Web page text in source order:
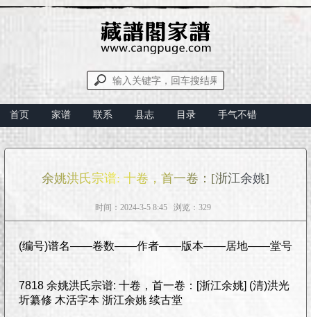
首页 家谱 联系 县志 目录 手气不错
余姚洪氏宗谱: 十卷，首一卷：[浙江余姚]
时间：2024-3-5 8:45 浏览：329
(编号)谱名——卷数——作者——版本——居地——堂号
7818 余姚洪氏宗谱: 十卷，首一卷：[浙江余姚] (清)洪光
圻纂修 木活字本 浙江余姚 续古堂